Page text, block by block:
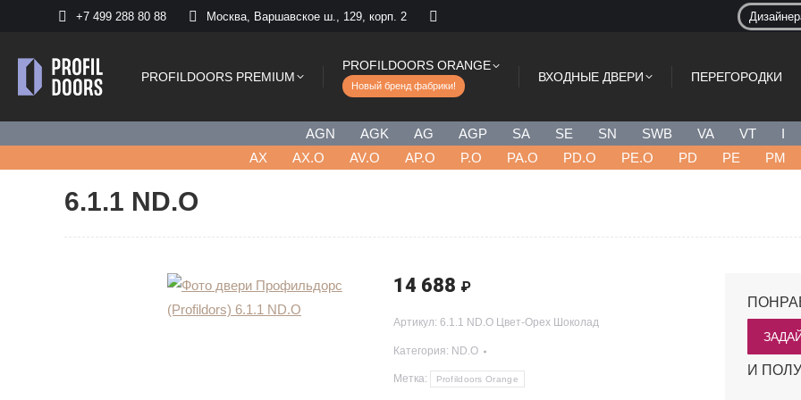
+7 499 288 80 88 Москва, Варшавское ш., 129, корп. 2
PROFILDOORS PREMIUM
PROFILDOORS ORANGE
Новый бренд фабрики!
ВХОДНЫЕ ДВЕРИ ПЕРЕГОРОДКИ
AGN AGK AG AGP SA SE SN SWB VA VT I
AХ
AX.O AV.O AP.O P.O PA.O PD.O PE.O PD PE PM
6.1.1 ND.O
14 688 ₽
Артикул: 6.1.1 ND.O Цвет-Орех Шоколад
Категория: ND.O
Метка: Profildoors Orange
И